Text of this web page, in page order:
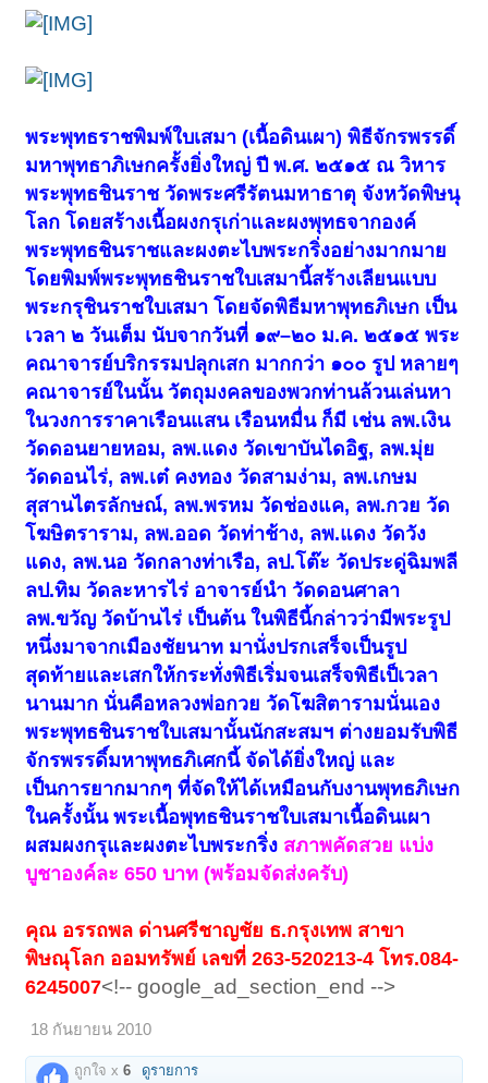
พระพุทธราชพิมพ์ใบเสมา (เนื้อดินเผา) พิธีจักรพรรดิ์
มหาพุทธาภิเษกครั้งยิ่งใหญ่ ปี พ.ศ. ๒๕๑๕ ณ วิหาร
พระพุทธชินราช วัดพระศรีรัตนมหาธาตุ จังหวัดพิษนุ
โลก โดยสร้างเนื้อผงกรุเก่าและผงพุทธจากองค์
พระพุทธชินราชและผงตะไบพระกริ่งอย่างมากมาย
โดยพิมพ์พระพุทธชินราชใบเสมานี้สร้างเลียนแบบ
พระกรุชินราชใบเสมา โดยจัดพิธีมหาพุทธภิเษก เป็น
เวลา ๒ วันเต็ม นับจากวันที่ ๑๙–๒๐ ม.ค. ๒๕๑๕ พระ
คณาจารย์บริกรรมปลุกเสก มากกว่า ๑๐๐ รูป หลายๆ
คณาจารย์ในนั้น วัตถุมงคลของพวกท่านล้วนเล่นหา
ในวงการราคาเรือนแสน เรือนหมื่น ก็มี เช่น ลพ.เงิน
วัดดอนยายหอม, ลพ.แดง วัดเขาบันไดอิฐ, ลพ.มุ่ย
วัดดอนไร่, ลพ.เต๋ คงทอง วัดสามง่าม, ลพ.เกษม
สุสานไตรลักษณ์, ลพ.พรหม วัดช่องแค, ลพ.กวย วัด
โฆษิตราราม, ลพ.ออด วัดท่าช้าง, ลพ.แดง วัดวัง
แดง, ลพ.นอ วัดกลางท่าเรือ, ลป.โต๊ะ วัดประดู่ฉิมพลี
ลป.ทิม วัดละหารไร่ อาจารย์นำ วัดดอนศาลา
ลพ.ขวัญ วัดบ้านไร่ เป็นต้น ในพิธีนี้กล่าวว่ามีพระรูป
หนึ่งมาจากเมืองชัยนาท มานั่งปรกเสร็จเป็นรูป
สุดท้ายและเสกให้กระทั่งพิธีเริ่มจนเสร็จพิธีเป็เวลา
นานมาก นั่นคือหลวงพ่อกวย วัดโฆสิตารามนั่นเอง
พระพุทธชินราชใบเสมานั้นนักสะสมฯ ต่างยอมรับพิธี
จักรพรรดิ์มหาพุทธภิเศกนี้ จัดได้ยิ่งใหญ่ และ
เป็นการยากมากๆ ที่จัดให้ได้เหมือนกับงานพุทธภิเษก
ในครั้งนั้น พระเนื้อพุทธชินราชใบเสมาเนื้อดินเผา
ผสมผงกรุและผงตะไบพระกริ่ง สภาพคัดสวย แบ่ง
บูชาองค์ละ 650 บาท (พร้อมจัดส่งครับ)
คุณ อรรถพล ด่านศรีชาญชัย ธ.กรุงเทพ สาขา
พิษณุโลก ออมทรัพย์ เลขที่ 263-520213-4 โทร.084-
6245007<!-- google_ad_section_end -->
18 กันยายน 2010
ถูกใจ x6 ดูรายการ